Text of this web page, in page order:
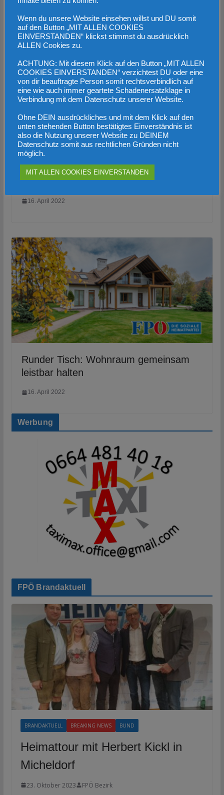
Sozialbetrug: Null-Toleranzpolitik nötig,
OÖ im Spitzenfeld
16. April 2022
Runder Tisch: Wohnraum gemeinsam
leistbar halten
16. April 2022
Werbung
FPÖ Brandaktuell
BRANDAKTUELL BREAKING NEWS BUND
Heimattour mit Herbert Kickl in
Micheldorf
23. Oktober 2023 FPÖ Bezirk
Wenn du unsere Website einsehen willst und DU somit
auf den Button „MIT ALLEN COOKIES
EINVERSTANDEN“ klickst stimmst du ausdrücklich
ALLEN Cookies zu.
ACHTUNG: Mit diesem Klick auf den Button „MIT ALLEN
COOKIES EINVERSTANDEN“ verzichtest DU oder eine
von dir beauftragte Person somit rechtsverbindlich auf
eine wie auch immer geartete Schadenersatzklage in
Verbindung mit dem Datenschutz unserer Website.
Ohne DEIN ausdrückliches und mit dem Klick auf den
unten stehenden Button bestätigtes Einverständnis ist
also die Nutzung unserer Website zu DEINEM
Datenschutz somit aus rechtlichen Gründen nicht
möglich.
MIT ALLEN COOKIES EINVERSTANDEN